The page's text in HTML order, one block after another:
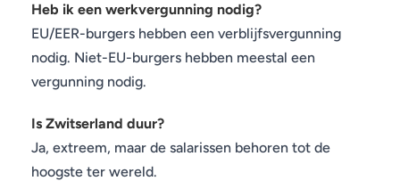
Heb ik een werkvergunning nodig?
EU/EER-burgers hebben een verblijfsvergunning
nodig. Niet-EU-burgers hebben meestal een
vergunning nodig.
Is Zwitserland duur?
Ja, extreem, maar de salarissen behoren tot de
hoogste ter wereld.